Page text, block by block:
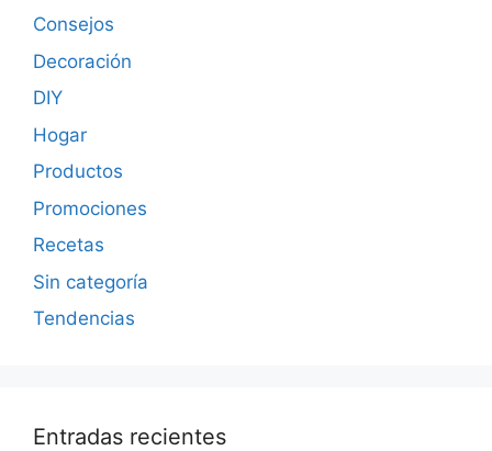
Consejos
Decoración
DIY
Hogar
Productos
Promociones
Recetas
Sin categoría
Tendencias
Entradas recientes